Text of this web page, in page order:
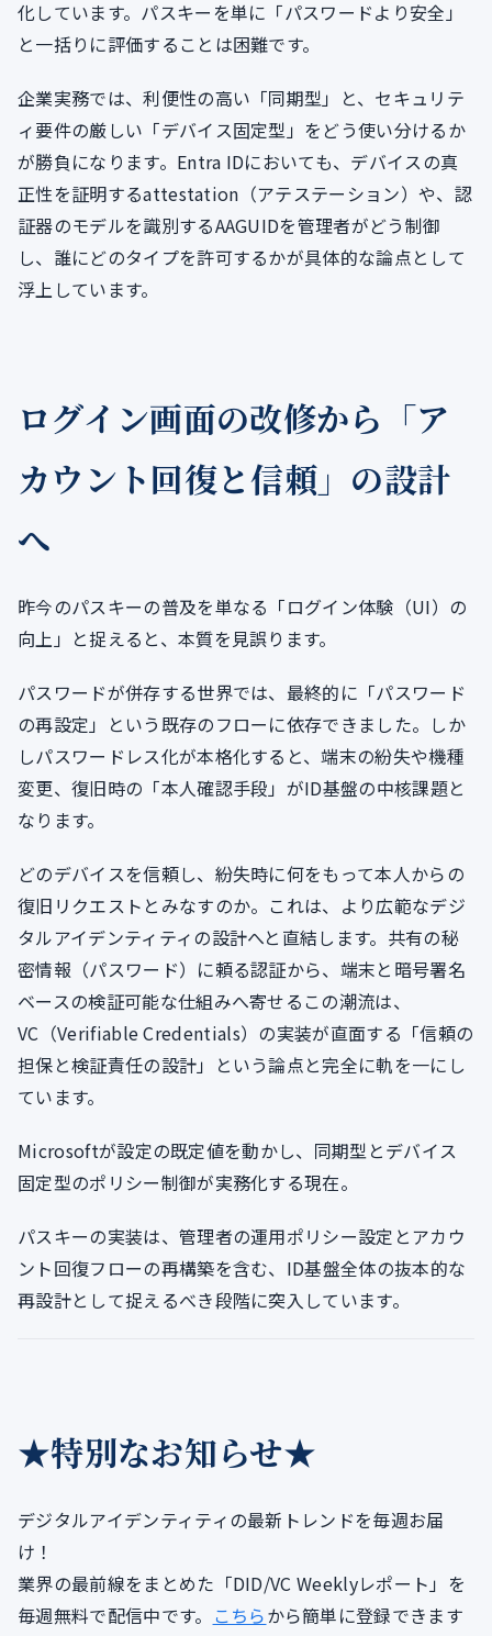
化しています。パスキーを単に「パスワードより安全」
と一括りに評価することは困難です。
企業実務では、利便性の高い「同期型」と、セキュリテ
ィ要件の厳しい「デバイス固定型」をどう使い分けるか
が勝負になります。Entra IDにおいても、デバイスの真
正性を証明するattestation（アテステーション）や、認
証器のモデルを識別するAAGUIDを管理者がどう制御
し、誰にどのタイプを許可するかが具体的な論点として
浮上しています。
ログイン画面の改修から「ア
カウント回復と信頼」の設計
へ
昨今のパスキーの普及を単なる「ログイン体験（UI）の
向上」と捉えると、本質を見誤ります。
パスワードが併存する世界では、最終的に「パスワード
の再設定」という既存のフローに依存できました。しか
しパスワードレス化が本格化すると、端末の紛失や機種
変更、復旧時の「本人確認手段」がID基盤の中核課題と
なります。
どのデバイスを信頼し、紛失時に何をもって本人からの
復旧リクエストとみなすのか。これは、より広範なデジ
タルアイデンティティの設計へと直結します。共有の秘
密情報（パスワード）に頼る認証から、端末と暗号署名
ベースの検証可能な仕組みへ寄せるこの潮流は、
VC（Verifiable Credentials）の実装が直面する「信頼の
担保と検証責任の設計」という論点と完全に軌を一にし
ています。
Microsoftが設定の既定値を動かし、同期型とデバイス
固定型のポリシー制御が実務化する現在。
パスキーの実装は、管理者の運用ポリシー設定とアカウ
ント回復フローの再構築を含む、ID基盤全体の抜本的な
再設計として捉えるべき段階に突入しています。
★特別なお知らせ★
デジタルアイデンティティの最新トレンドを毎週お届
け！
業界の最前線をまとめた「DID/VC Weeklyレポート」を
毎週無料で配信中です。 こちらから簡単に登録できます